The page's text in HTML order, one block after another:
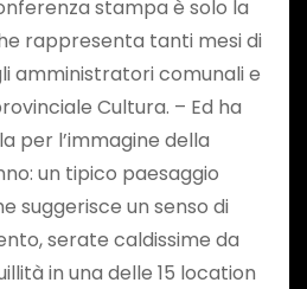
stampa è solo la
rappresenta tanti mesi di
amministratori comunali e
Cultura. – Ed ha
per l’immagine della
un tipico paesaggio
suggerisce un senso di
serate caldissime da
in una delle 15 location